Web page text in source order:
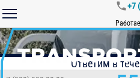
+7
Ответим в